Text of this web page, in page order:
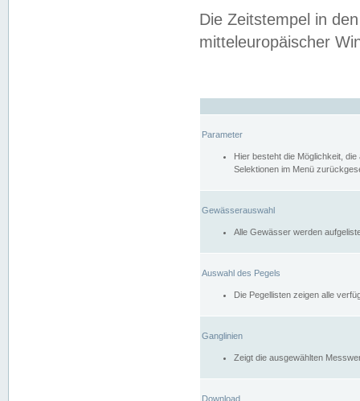
Die Zeitstempel in
mitteleuropäischer
Parameter
Hier besteht die Möglichkeit,
Selektionen im Menü
Gewässerauswahl
Alle Gewässer werden
Auswahl des Pegels
Die Pegellisten zeigen alle
Ganglinien
Zeigt die ausgewählten
Download